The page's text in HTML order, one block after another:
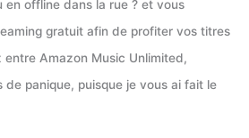
en offline dans la rue ? et vous
gratuit afin de profiter vos titres
entre Amazon Music Unlimited,
de panique, puisque je vous ai fait le